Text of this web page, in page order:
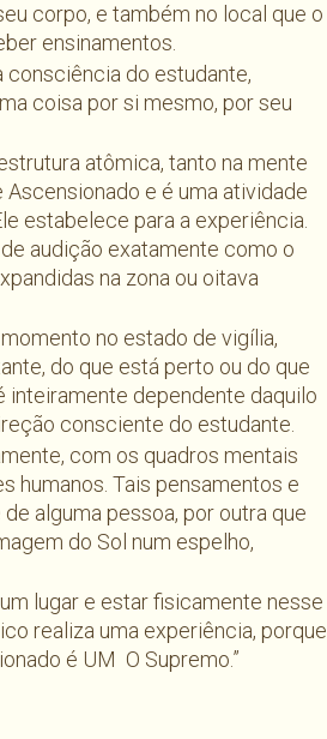
corpo, e também no local que o
ensinamentos.
consciência do estudante,
coisa por si mesmo, por seu
atômica, tanto na mente
e é uma atividade
estabelece para a experiência.
audição exatamente como o
na zona ou oitava
no estado de vigília,
do que está perto ou do que
inteiramente dependente daquilo
consciente do estudante.
com os quadros mentais
humanos. Tais pensamentos e
alguma pessoa, por outra que
do Sol num espelho,
lugar e estar fisicamente nesse
realiza uma experiência, porque
é UM  O Supremo.”